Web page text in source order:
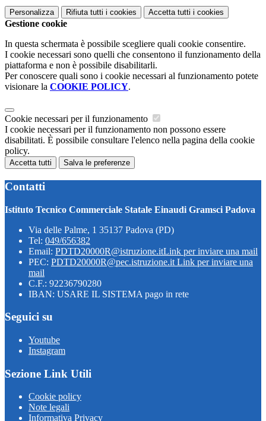
Personalizza Rifiuta tutti i cookies Accetta tutti i cookies
Gestione cookie
In questa schermata è possibile scegliere quali cookie consentire.
I cookie necessari sono quelli che consentono il funzionamento della
piattaforma e non è possibile disabilitarli.
Per conoscere quali sono i cookie necessari al funzionamento potete
visionare la COOKIE POLICY.
Cookie necessari per il funzionamento
I cookie necessari per il funzionamento non possono essere
disabilitati. È possibile consultare l'elenco nella pagina della cookie
policy.
Accetta tutti Salva le preferenze
Contatti
Istituto Tecnico Commerciale Statale Einaudi Gramsci Padova
Via delle Palme, 1 35137 Padova (PD)
Tel: 049/656382
Email: PDTD20000R@istruzione.itLink per inviare una mail
PEC: PDTD20000R@pec.istruzione.it Link per inviare una
mail
C.F.: 92236790280
IBAN: USARE IL SISTEMA pago in rete
Seguici su
Youtube
Instagram
Sezione Link Utili
Cookie policy
Note legali
Informativa Privacy